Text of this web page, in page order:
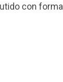
con forma